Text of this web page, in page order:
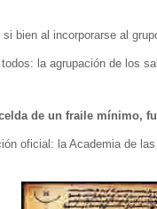
si bien al incorporarse al
la agrupación de los
de un fraile mínimo,
oficial: la Academia de